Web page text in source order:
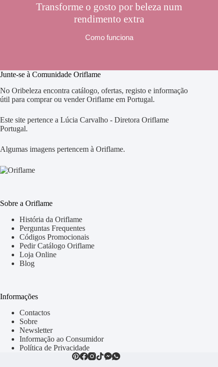
Transforme o gosto por beleza num
rendimento extra
Como funciona
Junte-se à Comunidade Oriflame
No Oribeleza encontra catálogo, ofertas, registo e informação
útil para comprar ou vender Oriflame em Portugal.
Este site pertence a Lúcia Carvalho - Diretora Oriflame
Portugal.
Algumas imagens pertencem à Oriflame.
Sobre a Oriflame
História da Oriflame
Perguntas Frequentes
Códigos Promocionais
Pedir Catálogo Oriflame
Loja Online
Blog
Informações
Contactos
Sobre
Newsletter
Informação ao Consumidor
Política de Privacidade